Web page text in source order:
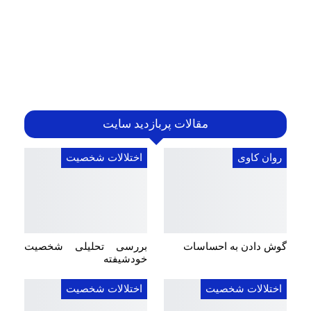
مقالات پربازدید سایت
روان کاوی
گوش دادن به احساسات
اختلالات شخصیت
بررسی تحلیلی شخصیت
خودشیفته
اختلالات شخصیت اختلالات شخصیت